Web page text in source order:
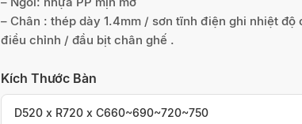
– Chân : thép dày 1.4mm / sơn tĩnh điện ghi nhiệt độ
điều chỉnh / đầu bịt chân ghế .
Kích Thước Bàn
D520 x R720 x C660~690~720~750